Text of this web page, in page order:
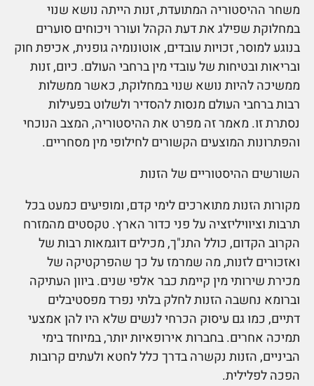
משחר ההיסטוריה המתועדת, זנות הייתה נושא שנוי
במחלוקת שפילג את דעת הקהל ועורר ויכוחים סוערים
בנוגע למוסר, זכויות עובדים, אוטונומיה גופנית, אכיפת חוק
ובריאות ובטיחות של עובדי מין ברחבי העולם. כיום, זנות
ממשיכה להיות נושא שנוי במחלוקת, כאשר ממשלות
רבות ברחבי העולם מנסות להסדיר ולשלוט בפעילות
נסתרת זו. מאמר זה מפרט את ההיסטוריה, המצב הנוכחי
והפתרונות המוצעים הקשורים לחילופי מין מסחריים.
השורשים ההיסטוריים של הזנות
מקורות הזנות מתוארכים לימי קדם, ומופיעים כמעט בכל
תרבות וציוויליזציה על פני כדור הארץ. טקסטים מהמזרח
הקרוב הקדום, כולל התנ"ך, מכילים דוגמאות רבות של
ואזכורים לזנות, מה שמרמז על כך שהפרקטיקה של
מכירת שירותי מין קיימת כבר אלפי שנים. ביוון העתיקה
וברומא נחשבה הזנות לחלק בלתי נפרד מפסטיבלים
דתיים, כמו גם עיסוק הכרחי לנשים שלא היו להן אמצעי
תמיכה אחרים. בחברות אירופאיות יותר, במיוחד בימי
הביניים, הזנות נקשרה בדרך כלל לחטא ולעתים קרובות
הפכה לפלילית.